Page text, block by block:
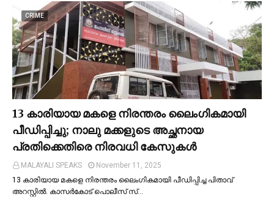
CRIME
13 കാരിയായ മകളെ നിരന്തരം ലൈംഗികമായി
പീഡിപ്പിച്ചു; നാലു മക്കളുടെ അച്ഛനായ
പ്രതിക്കെതിരെ നിരവധി കേസുകള്‍
MALAYALI SPEAKS
November 11, 2025
13 കാരിയായ മകളെ നിരന്തരം ലൈംഗികമായി പീഡിപ്പിച്ച പിതാവ്
അറസ്റ്റില്‍. കാസർകോട് പൊലീസ് സ്…